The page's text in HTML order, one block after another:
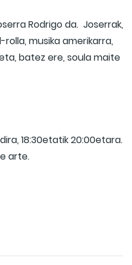
Rodrigo da. Joserrak,
musika amerikarra,
batez ere, soula maite
18:30etatik 20:00etara.
arte.